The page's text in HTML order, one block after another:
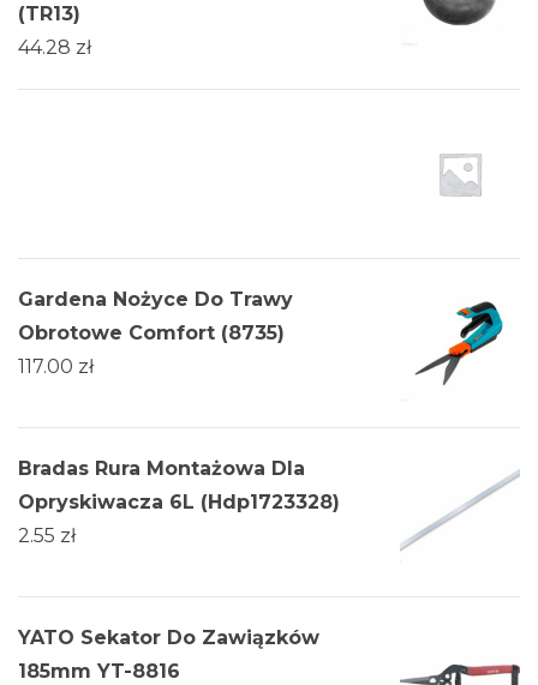
(TR13)
44.28 zł
Gardena Nożyce Do Trawy
Obrotowe Comfort (8735)
117.00 zł
Bradas Rura Montażowa Dla
Opryskiwacza 6L (Hdp1723328)
2.55 zł
YATO Sekator Do Zawiązków
185mm YT-8816